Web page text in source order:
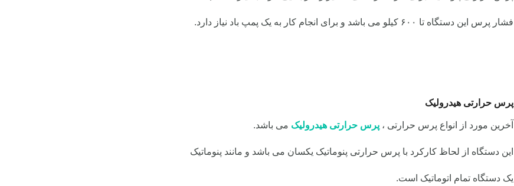
فشار پرس این دستگاه تا ۶۰۰ کیلو می باشد و برای انجام کار به یک پمپ باد نیاز دارد.
پرس حرارتی هیدرولیک
آخرین مورد از انواع پرس حرارتی ،پرس حرارتی هیدرولیک می باشد.
این دستگاه از لحاظ کارکرد با پرس حرارتی پنوماتیک یکسان می باشد و مانند پنوماتیک
یک دستگاه تمام اتوماتیک است.